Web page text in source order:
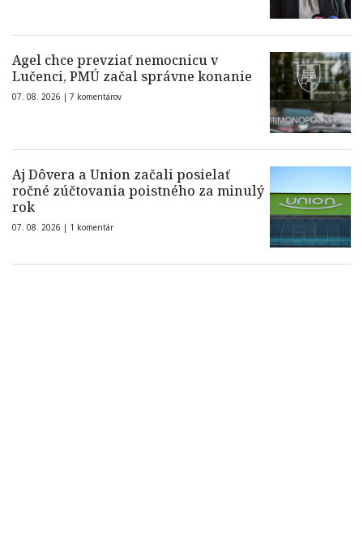
Agel chce prevziať nemocnicu v
Lučenci, PMÚ začal správne konanie
07. 08. 2026 | 7 komentárov
Aj Dôvera a Union začali posielať
ročné zúčtovania poistného za minulý
rok
07. 08. 2026 | 1 komentár